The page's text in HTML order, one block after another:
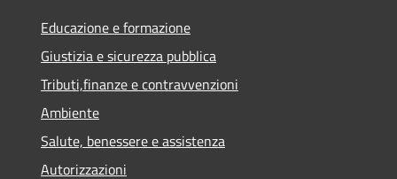
Educazione e formazione
Giustizia e sicurezza pubblica
Tributi,finanze e contravvenzioni
Ambiente
Salute, benessere e assistenza
Autorizzazioni